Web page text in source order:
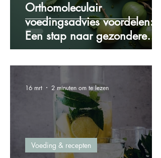
Orthomoleculair
voedingsadvies voordelen:
Een stap naar gezondere
voeding
Voeding & recepten
16 mrt 2 minuten om te lezen